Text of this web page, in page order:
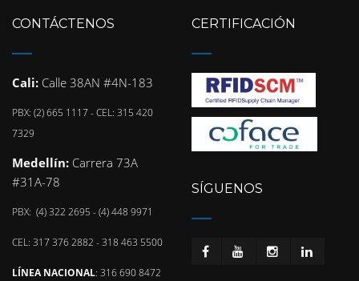
CONTÁCTENOS
Cali: Calle 38AN #4N-183
PBX: (2) 665 1117 - CEL: 315 420
7329
Medellín: Carrera 73A
#31A-78
PBX: (4) 322 2695 - (4) 448 9971
CEL: 317 376 2882 - 318 463 5500
LÍNEA NACIONAL: 316 690 8472
CERTIFICACIÓN
SÍGUENOS